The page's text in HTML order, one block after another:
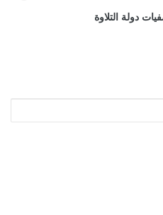
دولة التلاوة